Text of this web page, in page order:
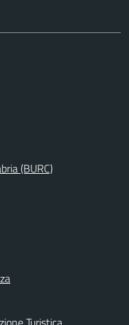
(BURC)